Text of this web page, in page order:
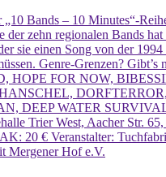
„10 Bands – 10 Minutes“-
der zehn regionalen Bands
sie einen Song von der
Genre-Grenzen? Gibt’s
HOPE FOR NOW,
DEEP WATER
Trier West, Aacher Str.
20 € Veranstalter:
Mergener Hof e.V.